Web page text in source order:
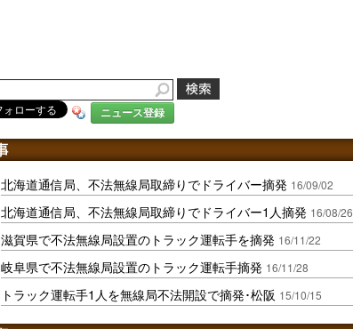
ニュース登録
北海道通信局、不法無線局取締りでドライバー摘発 16/09/02
北海道通信局、不法無線局取締りでドライバー1人摘発 16/08/26
滋賀県で不法無線局設置のトラック運転手を摘発 16/11/22
岐阜県で不法無線局設置のトラック運転手摘発 16/11/28
トラック運転手1人を無線局不法開設で摘発･松阪 15/10/15